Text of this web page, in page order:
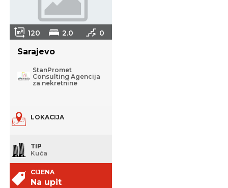
120 2.0 0
Sarajevo
StanPromet
Consulting Agencija
za nekretnine
LOKACIJA
TIP
Kuća
CIJENA
Na upit